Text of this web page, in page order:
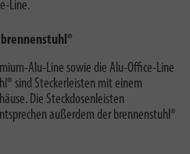
Line.
Alu-Line sowie die Alu-Office-Line
sind Steckerleisten mit einem
Die Steckdosenleisten
außerdem der brennenstuhl®